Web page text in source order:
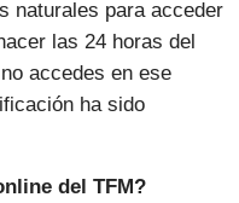
naturales para acceder
las 24 horas del
accedes en ese
ha sido
del TFM?